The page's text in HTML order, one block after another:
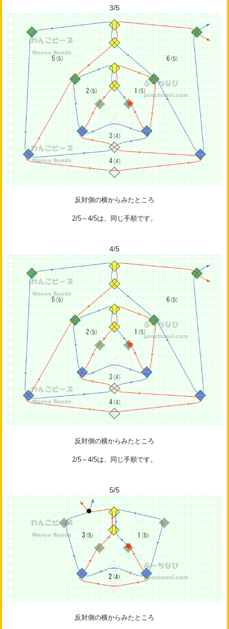
3/5
反対側の横からみたところ
2/5～4/5は、同じ手順です。
4/5
反対側の横からみたところ
2/5～4/5は、同じ手順です。
5/5
反対側の横からみたところ